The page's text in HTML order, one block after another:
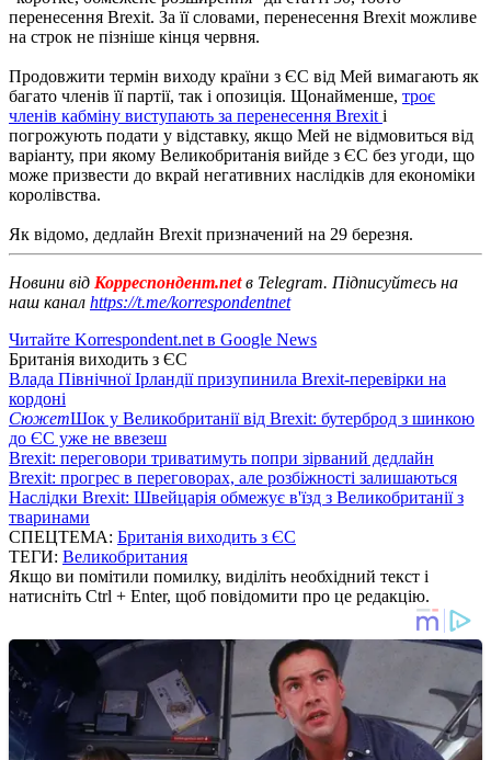
перенесення Brexit. За її словами, перенесення Brexit можливе
на строк не пізніше кінця червня.
Продовжити термін виходу країни з ЄС від Мей вимагають як
багато членів її партії, так і опозиція. Щонайменше, троє
членів кабміну виступають за перенесення Brexit і
погрожують подати у відставку, якщо Мей не відмовиться від
варіанту, при якому Великобританія вийде з ЄС без угоди, що
може призвести до вкрай негативних наслідків для економіки
королівства.
Як відомо, дедлайн Brexit призначений на 29 березня.
Новини від Корреспондент.netв Telegram. Підписуйтесь на
наш канал https://t.me/korrespondentnet
Читайте Korrespondent.net в Google News
Британія виходить з ЄС
Влада Північної Ірландії призупинила Brexit-перевірки на
кордоні
СюжетШок у Великобританії від Brexit: бутерброд з шинкою
до ЄС уже не ввезеш
Brexit: переговори триватимуть попри зірваний дедлайн
Brexit: прогрес в переговорах, але розбіжності залишаються
Наслідки Brexit: Швейцарія обмежує в'їзд з Великобританії з
тваринами
СПЕЦТЕМА: Британія виходить з ЄС
ТЕГИ: Великобритания
Якщо ви помітили помилку, виділіть необхідний текст і
натисніть Ctrl + Enter, щоб повідомити про це редакцію.